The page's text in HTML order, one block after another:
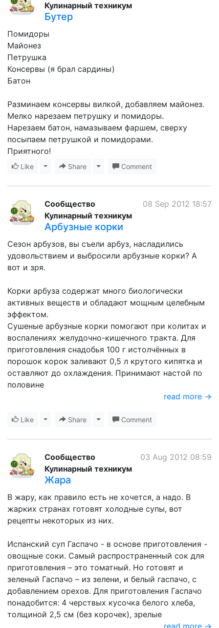
Кулинарный техникум
Бутер
Помидоры
Майонез
Петрушка
Консервы (я брал сардины)
Батон
Разминаем консервы вилкой, добавляем майонез.
Мелко нарезаем петрушку и помидоры.
Нарезаем батон, намазываем фаршем, сверху
посыпаем петрушкой и помидорами.
Приятного!
Like Toggle Dropdown
Share Toggle Dropdown
Comment
08 Sep 2012 18:57
Сообщество
Кулинарный техникум
Арбузные корки
Сезон арбузов, вы съели арбуз, насладились
удовольствием и выбросили арбузные корки? А
вот и зря.
Корки арбуза содержат много биологически
активных веществ и обладают мощным целебным
эффектом.
Сушеные арбузные корки помогают при колитах и
воспалениях желудочно-кишечного тракта. Для
приготовления снадобья 100 г истолчённых в
порошок корок заливают 0,5 л крутого кипятка и
оставляют до охлаждения. Принимают настой по
половине
read more →
Like Toggle Dropdown
Share Toggle Dropdown
Comment
03 Aug 2012 08:59
Сообщество
Кулинарный техникум
Жара
В жару, как правило есть не хочется, а надо. В
жарких странах готовят холодные супы, вот
рецепты некоторых из них.
Испанский суп Гаспачо - в основе приготовления -
овощные соки. Самый распространенный сок для
приготовления – это томатный. Но готовят и
зеленый Гаспачо – из зелени, и белый гаспачо, с
добавлением орехов. Для приготовления Гаспачо
понадобится: 4 черствых кусочка белого хлеба,
толщиной 2,5 см (без корочек), зрелые
read more →